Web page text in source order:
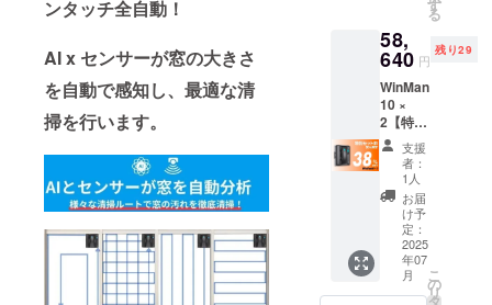
ンタッチ全自動！
AI x センサーが窓の大きさ
を自動で感知し、最適な清
掃を行います。
様は変
更にな
る可能
性もご
ざいま
す。ご
了承く
ださ
い。 ※
割引率
は一般
販売予
定価格
に送料
を含む
【内
容】
■WinMa
n10本体
× 1 ■リ
モコン
× 1 ■ク
リーニ
ングク
ロス × 4
■注水ボ
トル × 1
■ロープ
× 1 ■電
源アダ
プター
す
る
58,
640 円
残り29
WinMan
10 ×
2【特別
セット
割
38％OF
F】30名
限定 一
般販売
予定価
94,600
円 →
支援
者：
1人
お届
け予
定：
2025
年07
月
こ
の
リ
タ